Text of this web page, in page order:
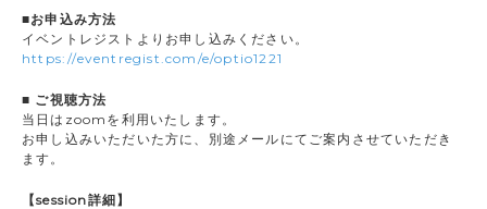
■お申込み方法
イベントレジストよりお申し込みください。
https://eventregist.com/e/optio1221
■ ご視聴方法
当日はzoomを利用いたします。
お申し込みいただいた方に、別途メールにてご案内させていただき
ます。
【session詳細】